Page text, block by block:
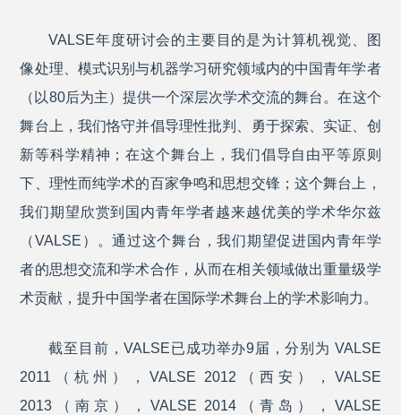
真格基金成为VALSE 2021 铂金赞助商
超参数科技成为VALSE 2021 金牌赞助商
酷家乐成为VALSE 2021 金牌赞助商
地平线 成为VALSE 2021 金牌赞助商
奥比中光成为VALSE 2021 金牌赞助商
格灵深瞳成为VALSE 2021 金牌赞助商
MindSpore成为VALSE 2021 金牌赞助商
快手
成为VALSE 2021 金牌赞助商
AMAX成为VALSE 2021 金牌赞助商
美团成为VALSE 2021 金牌赞助商
Momenta成为VALSE 2021 金牌赞助商
如本科技成为VALSE 2021 金牌赞助商
一微半导体 成为VALSE 2021 金牌赞助商
VALSE年度研讨会的主要目的是为计算机视觉、图
像处理、模式识别与机器学习研究领域内的中国青年学者
（以80后为主）提供一个深层次学术交流的舞台。在这个
舞台上，我们恪守并倡导理性批判、勇于探索、实证、创
新等科学精神；在这个舞台上，我们倡导自由平等原则
下、理性而纯学术的百家争鸣和思想交锋；这个舞台上，
我们期望欣赏到国内青年学者越来越优美的学术华尔兹
（VALSE）。通过这个舞台，我们期望促进国内青年学
者的思想交流和学术合作，从而在相关领域做出重量级学
术贡献，提升中国学者在国际学术舞台上的学术影响力。
截至目前，VALSE已成功举办9届，分别为 VALSE
2011（杭州），VALSE 2012（西安），VALSE
2013（南京），VALSE 2014（青岛），VALSE